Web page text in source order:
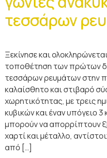
τεσσάρων
Ξεκίνησε και
τοποθέτηση των πρώτων
τεσσάρων ρευμάτων στην
καλαίσθητο και στιβαρό
χωρητικότητας, με τρεις
κυβικών και έναν υπόγειο
μπορούν να απορρίπτουν
χαρτί και μέταλλο,
από […]